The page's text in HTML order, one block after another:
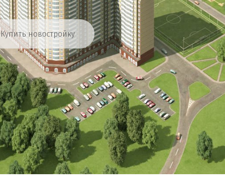
Купить новостройку